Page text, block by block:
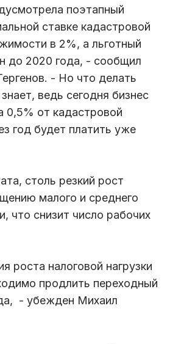
поэтапный
ставке кадастровой
в 2%, а льготный
до 2020 года, - сообщил
- Но что делать
ведь сегодня бизнес
0,5% от кадастровой
год будет платить уже
столь резкий рост
малого и среднего
что снизит число рабочих
роста налоговой нагрузки
продлить переходный
- убежден Михаил